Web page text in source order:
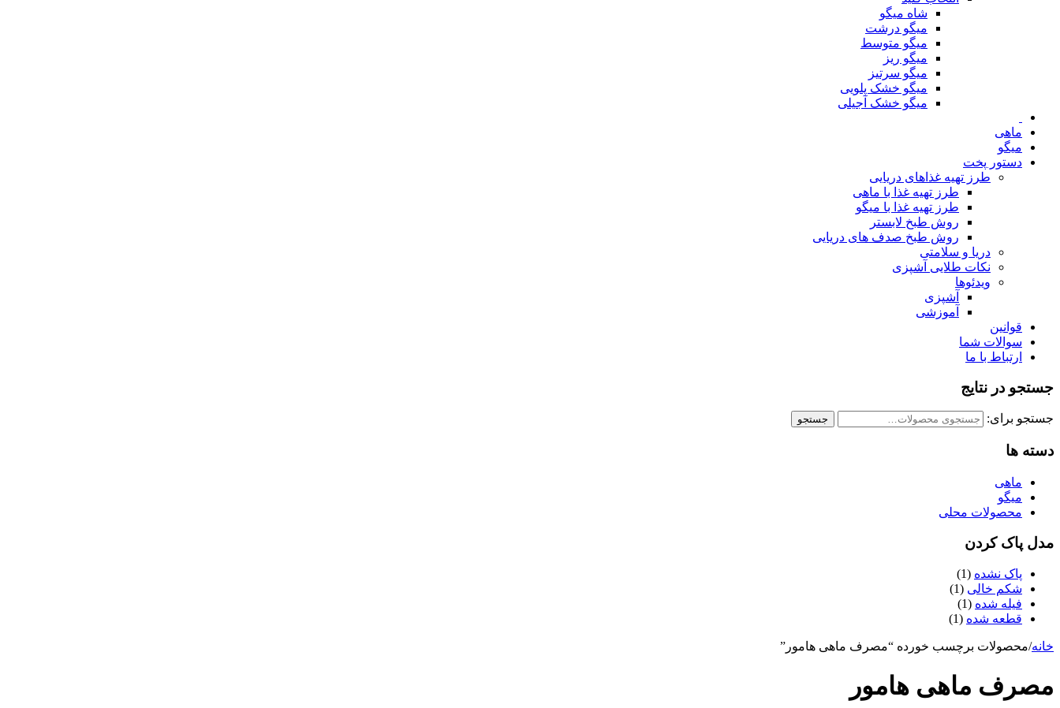
شاه میگو
میگو درشت
میگو متوسط
میگو ریز
میگو سرتیز
میگو خشک پلویی
میگو خشک آجیلی
ماهی
میگو
دستور پخت
طرز تهیه غذاهای دریایی
طرز تهیه غذا با ماهی
طرز تهیه غذا با میگو
روش طبخ لابستر
روش طبخ صدف های دریایی
دریا و سلامتی
نکات طلایی آشپزی
ویدئوها
آشپزی
آموزشی
قوانین
سوالات شما
ارتباط با ما
جستجو در نتایج
جستجو برای: جستجو
دسته ها
ماهی
میگو
محصولات محلی
مدل پاک کردن
پاک نشده (1)
شکم خالی (1)
فیله شده (1)
قطعه شده (1)
خانه/محصولات برچسب خورده “مصرف ماهی هامور”
مصرف ماهی هامور